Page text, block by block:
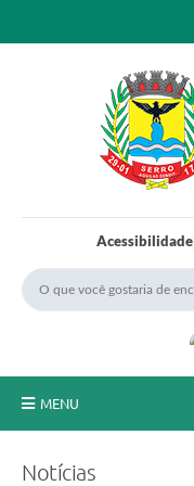
Acessibilidade
MENU
Notícias